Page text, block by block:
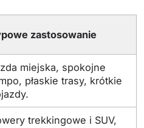
zastosowanie
miejska, spokojne
płaskie trasy, krótkie
trekkingowe i SUV,